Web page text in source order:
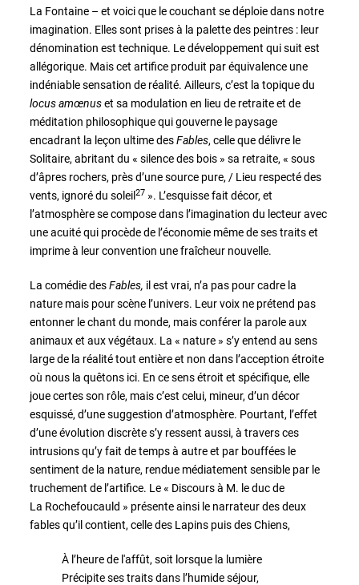
La Fontaine – et voici que le couchant se déploie dans notre
imagination. Elles sont prises à la palette des peintres : leur
dénomination est technique. Le développement qui suit est
allégorique. Mais cet artifice produit par équivalence une
indéniable sensation de réalité. Ailleurs, c’est la topique du
locus amœnuset sa modulation en lieu de retraite et de
méditation philosophique qui gouverne le paysage
encadrant la leçon ultime desFables, celle que délivre le
Solitaire, abritant du « silence des bois » sa retraite, « sous
d’âpres rochers, près d’une source pure, / Lieu respecté des
vents, ignoré du soleil 27 ». L’esquisse fait décor, et
l’atmosphère se compose dans l’imagination du lecteur avec
une acuité qui procède de l’économie même de ses traits et
imprime à leur convention une fraîcheur nouvelle.
La comédie desFables, il est vrai, n’a pas pour cadre la
nature mais pour scène l’univers. Leur voix ne prétend pas
entonner le chant du monde, mais conférer la parole aux
animaux et aux végétaux. La « nature » s’y entend au sens
large de la réalité tout entière et non dans l’acception étroite
où nous la quêtons ici. En ce sens étroit et spécifique, elle
joue certes son rôle, mais c’est celui, mineur, d’un décor
esquissé, d’une suggestion d’atmosphère. Pourtant, l’effet
d’une évolution discrète s’y ressent aussi, à travers ces
intrusions qu’y fait de temps à autre et par bouffées le
sentiment de la nature, rendue médiatement sensible par le
truchement de l’artifice. Le « Discours à M. le duc de
La Rochefoucauld » présente ainsi le narrateur des deux
fables qu’il contient, celle des Lapins puis des Chiens,
À l’heure de l'affût, soit lorsque la lumière
Précipite ses traits dans l’humide séjour,